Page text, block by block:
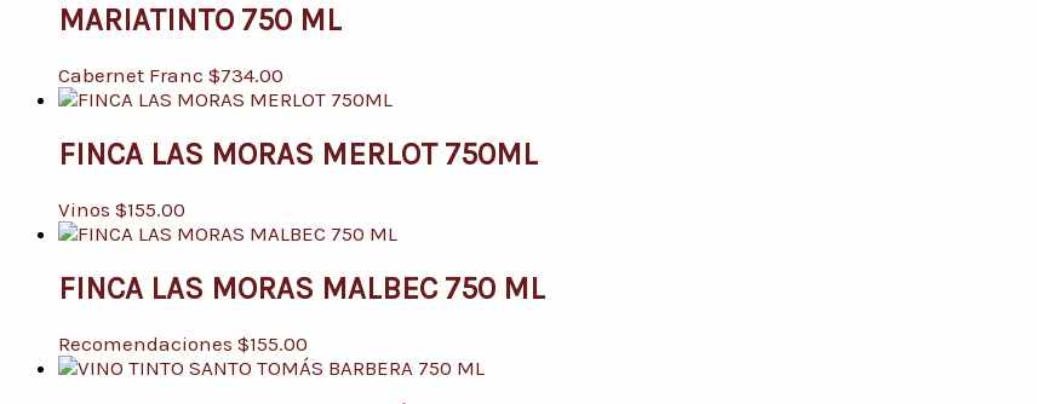
MARIATINTO 750 ML
Cabernet Franc $734.00
FINCA LAS MORAS MERLOT 750ML
Vinos $155.00
FINCA LAS MORAS MALBEC 750 ML
Recomendaciones $155.00